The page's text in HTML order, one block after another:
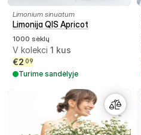
Limonium sinuatum
Limonija QIS Apricot
1000 sėklų
V kolekci 1 kus
€2 09
Turime sandėlyje